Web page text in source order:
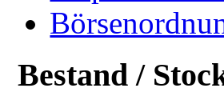
Bestand /